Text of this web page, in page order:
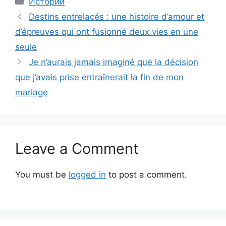
Destins entrelacés : une histoire d’amour et
d’épreuves qui ont fusionné deux vies en une
seule
Je n’aurais jamais imaginé que la décision
que j’avais prise entraînerait la fin de mon
mariage
Leave a Comment
You must be logged in to post a comment.